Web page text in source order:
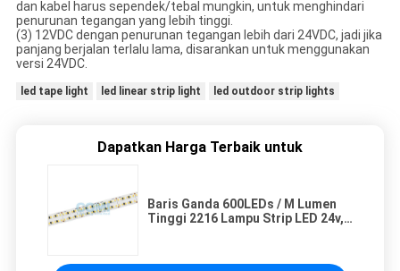
dan kabel harus sependek/tebal mungkin, untuk menghindari
penurunan tegangan yang lebih tinggi.
(3) 12VDC dengan penurunan tegangan lebih dari 24VDC, jadi jika
panjang berjalan terlalu lama, disarankan untuk menggunakan
versi 24VDC.
led tape light led linear strip light led outdoor strip lights
Dapatkan Harga Terbaik untuk
Baris Ganda 600LEDs / M Lumen
Tinggi 2216 Lampu Strip LED 24v,